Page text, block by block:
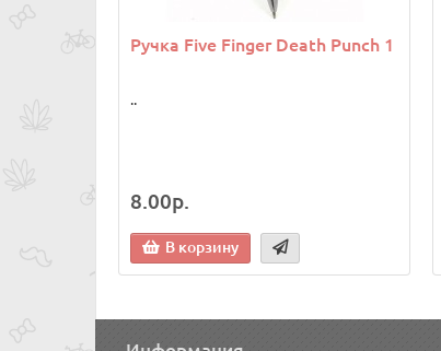
Ручка Five Finger Death Punch 1
..
8.00р.
В корзину